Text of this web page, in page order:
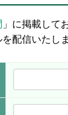
」に掲載して
配信いたし